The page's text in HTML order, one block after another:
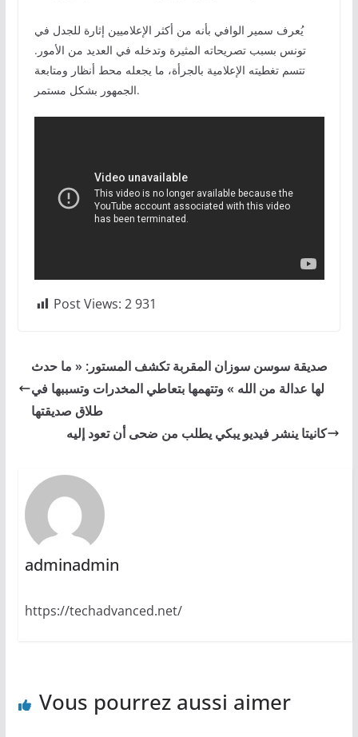
يُعرف سمير الوافي بأنه من أكثر الإعلاميين إثارة للجدل في
تونس بسبب تصريحاته المثيرة وتدخله في العديد من الأمور.
تتسم تغطيته الإعلامية بالجرأة، ما يجعله محط أنظار ومتابعة
الجمهور بشكل مستمر.
Post Views: 2 931
صديقة سوسن سوزان المقربة تكشف المستور: « ما حدث
لها عدالة من الله » وتتهمها بتعاطي المخدرات وتسببها في
طلاق صديقتها
كانيتا ينشر فيديو يبكي يطلب من ضحى أن تعود إليه
adminadmin
https://techadvanced.net/
Vous pourrez aussi aimer